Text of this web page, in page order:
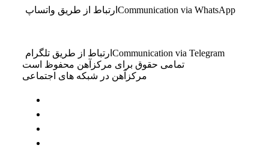
ارتباط از طریق واتساپ Communication via WhatsApp
ارتباط از طریق تلگرام Communication via Telegram
تمامی حقوق برای مرکزآهن محفوظ است
مرکزآهن در شبکه های اجتماعی